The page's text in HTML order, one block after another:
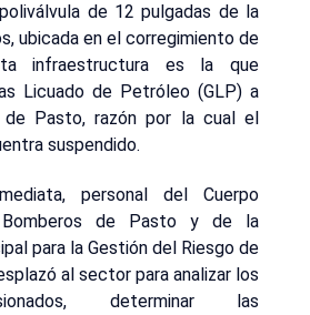
de 12 pulgadas de la
ubicada en el corregimiento de
infraestructura es la que
Licuado de Petróleo (GLP) a
Pasto, razón por la cual el
suspendido.
personal del Cuerpo
Bomberos de Pasto y de la
para la Gestión del Riesgo de
al sector para analizar los
determinar las